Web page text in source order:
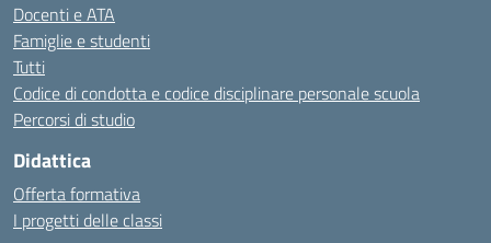
Docenti e ATA
Famiglie e studenti
Tutti
Codice di condotta e codice disciplinare personale scuola
Percorsi di studio
Didattica
Offerta formativa
I progetti delle classi